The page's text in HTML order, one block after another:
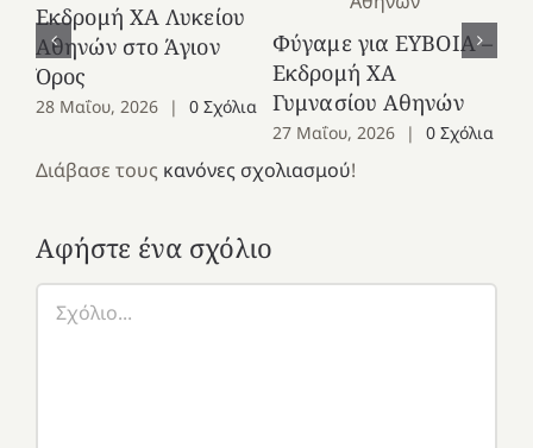
Εκδρομή ΧΑ Λυκείου
Αθηνών στο Άγιον
Όρος
28 Μαΐου, 2026 | 0 Σχόλια
Φύγαμε για ΕΥΒΟΙΑ –
Εκδρομή ΧΑ
Γυμνασίου Αθηνών
27 Μαΐου, 2026 | 0 Σχόλια
Διάβασε τους κανόνες σχολιασμού!
Αφήστε ένα σχόλιο